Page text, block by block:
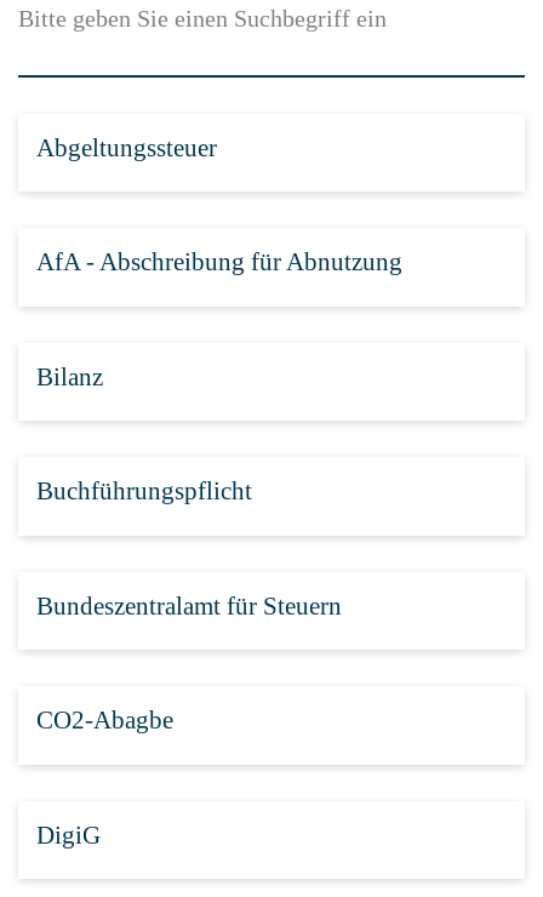
Bitte geben Sie einen Suchbegriff ein
Abgeltungssteuer
AfA - Abschreibung für Abnutzung
Bilanz
Buchführungspflicht
Bundeszentralamt für Steuern
CO2-Abagbe
DigiG